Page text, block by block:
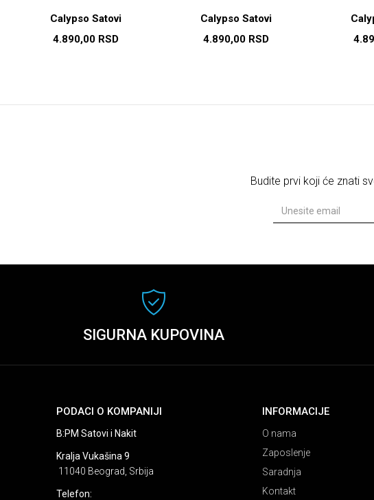
Calypso Satovi
4.890,00 RSD
Calypso Satovi
4.890,00 RSD
Budite prvi koji će znati
SIGURNA KUPOVINA
PODACI O KOMPANIJI
B:PM Satovi i Nakit
Kralja Vukašina 9
11040 Beograd, Srbija
Telefon:
INFORMACIJE
O nama
Zaposlenje
Saradnja
Kontakt